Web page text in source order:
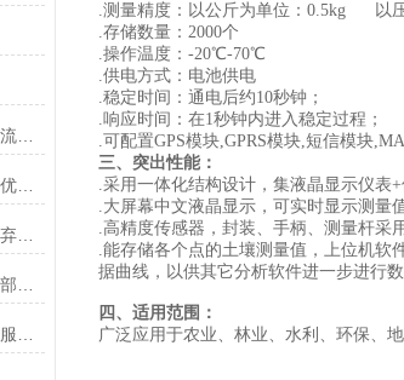
土壤养分速测仪可以找出土壤肥力流失原因
土壤肥料养分检测仪的使用步骤及优缺点讲解
畜禽粪污养分检测设备判断养殖废弃物还田利用标准
.测量精度：以公斤为单位：0.5kg 以
.存储数量：2000个
.操作温度：-20℃-70℃
.供电方式：电池供电
.稳定时间：通电后约10秒钟；
.响应时间：在1秒钟内进入稳定过程；
.可配置GPS模块,GPRS模块,短信模块
三、突出性能：
.采用一体化结构设计，集液晶显示仪表
.大屏幕中文液晶显示，可实时显示测量
.高精度传感器，封装、手柄、测量杆采
.能存储各个点的土壤测量值，上位机软
据曲线，以供其它分析软件进一步进行数
四、适用范围：
广泛 应用于农业、林业、水利、环保、